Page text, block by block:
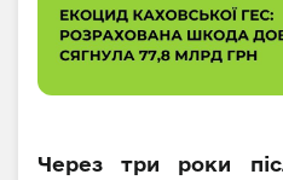
Через три роки